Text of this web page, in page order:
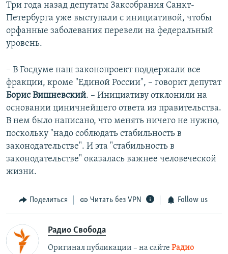
Три года назад депутаты Заксобрания Санкт-
Петербурга уже выступали с инициативой, чтобы
орфанные заболевания перевели на федеральный
уровень.
– В Госдуме наш законопроект поддержали все
фракции, кроме "Единой России", – говорит депутат
Борис Вишневский. – Инициативу отклонили на
основании циничнейшего ответа из правительства.
В нем было написано, что менять ничего не нужно,
поскольку "надо соблюдать стабильность в
законодательстве". И эта "стабильность в
законодательстве" оказалась важнее человеческой
жизни.
Поделиться Читать без VPN Follow us
Радио Свобода
Оригинал публикации – на сайте Радио